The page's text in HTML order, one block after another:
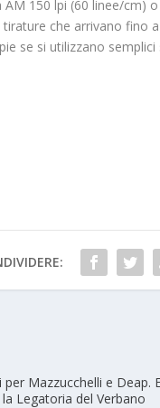
AM 150 lpi (60 linee/cm)
che arrivano fino
se si utilizzano
Mazzucchelli e Deap.
Legatoria del Verbano